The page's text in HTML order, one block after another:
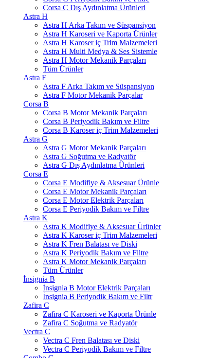
Corsa C Dış Aydınlatma Ürünleri
Astra H
Astra H Arka Takım ve Süspansiyon
Astra H Karoseri ve Kaporta Ürünler
Astra H Karoser iç Trim Malzemeleri
Astra H Multi Medya & Ses Sistemle
Astra H Motor Mekanik Parçaları
Tüm Ürünler
Astra F
Astra F Arka Takım ve Süspansiyon
Astra F Motor Mekanik Parçalar
Corsa B
Corsa B Motor Mekanik Parçaları
Corsa B Periyodik Bakım ve Filtre
Corsa B Karoser iç Trim Malzemeleri
Astra G
Astra G Motor Mekanik Parçaları
Astra G Soğutma ve Radyatör
Astra G Dış Aydınlatma Ürünleri
Corsa E
Corsa E Modifiye & Aksesuar Ürünle
Corsa E Motor Mekanik Parçaları
Corsa E Motor Elektrik Parçaları
Corsa E Periyodik Bakım ve Filtre
Astra K
Astra K Modifiye & Aksesuar Ürünler
Astra K Karoser iç Trim Malzemeleri
Astra K Fren Balatası ve Diski
Astra K Periyodik Bakım ve Filtre
Astra K Motor Mekanik Parçaları
Tüm Ürünler
İnsignia B
İnsignia B Motor Elektrik Parçaları
İnsignia B Periyodik Bakım ve Filtr
Zafira C
Zafira C Karoseri ve Kaporta Ürünle
Zafira C Soğutma ve Radyatör
Vectra C
Vectra C Fren Balatası ve Diski
Vectra C Periyodik Bakım ve Filtre